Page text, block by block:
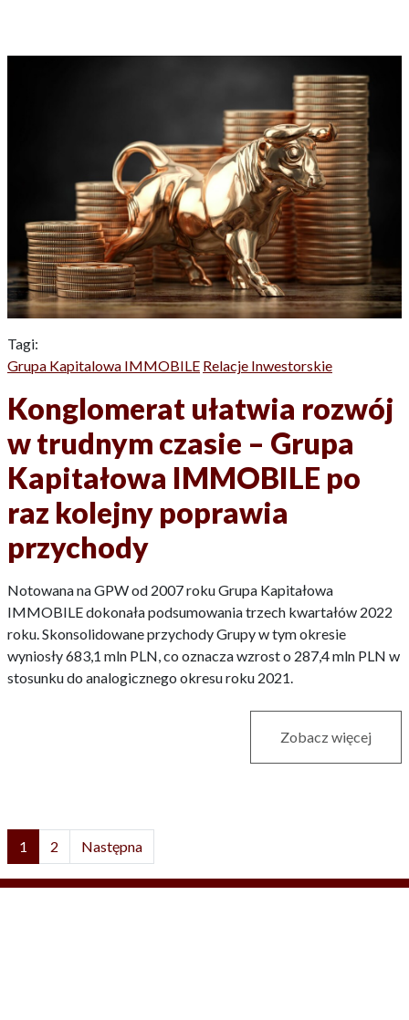
Tagi:
Grupa Kapitalowa IMMOBILE Relacje Inwestorskie
Konglomerat ułatwia rozwój
w trudnym czasie – Grupa
Kapitałowa IMMOBILE po
raz kolejny poprawia
przychody
Notowana na GPW od 2007 roku Grupa Kapitałowa
IMMOBILE dokonała podsumowania trzech kwartałów 2022
roku. Skonsolidowane przychody Grupy w tym okresie
wyniosły 683,1 mln PLN, co oznacza wzrost o 287,4 mln PLN w
stosunku do analogicznego okresu roku 2021.
Zobacz więcej
1 2 Następna